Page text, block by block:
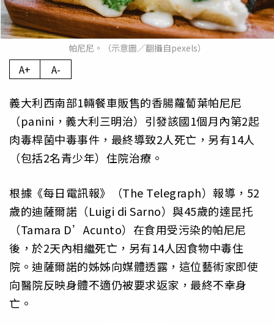
帕尼尼。（示意圖／翻攝自pexels）
A+ A-
義大利西南部1輛餐車販售的香腸蘿蔔葉帕尼尼
（panini，義大利三明治）引發該國1個月內第2起
肉毒桿菌中毒事件，最終導致2人死亡，另有14人
（包括2名青少年）住院治療。
根據《每日電訊報》（The Telegraph）報導，52
歲的迪薩爾諾（Luigi di Sarno）與45歲的達昆托
（Tamara D’Acunto）在食用受污染的帕尼尼
後，於2天內相繼死亡，另有14人因食物中毒住
院。迪薩爾諾的姊姊向媒體透露，這位藝術家即使
向醫院反映身體不適仍被要求返家，最終不幸身
亡。